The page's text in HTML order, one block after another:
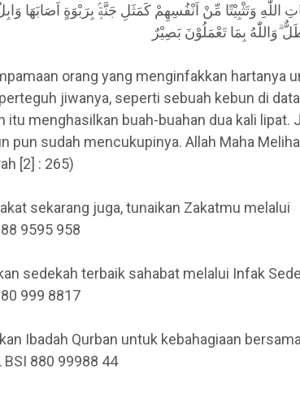
اللّٰهِ وَتَثْبِيْتًا مِّنْ اَنْفُسِهِمْ كَمَثَلِ جَنَّةٍۢ بِرَبْوَةٍ اَصَابَهَا
ۗوَاللّٰهُ بِمَا تَعْمَلُوْنَ بَصِيْرٌ
orang yang menginfakkan hartanya
jiwanya, seperti sebuah kebun di
itu menghasilkan buah-buahan dua kali lipat.
pun sudah mencukupinya. Allah Maha
[2] : 265)
sekarang juga, tunaikan Zakatmu melalui
9595 958
sedekah terbaik sahabat melalui Infak
999 8817
Ibadah Qurban untuk kebahagiaan
BSI 880 99988 44